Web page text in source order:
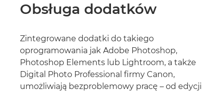
Obsługa dodatków
Zintegrowane dodatki do takiego
oprogramowania jak Adobe Photoshop,
Photoshop Elements lub Lightroom, a także
Digital Photo Professional firmy Canon,
umożliwiają bezproblemowy pracę – od edycji